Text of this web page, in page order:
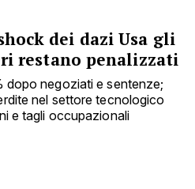
dei dazi Usa gli
restano penalizzati
dopo negoziati e sentenze;
nel settore tecnologico
e tagli occupazionali